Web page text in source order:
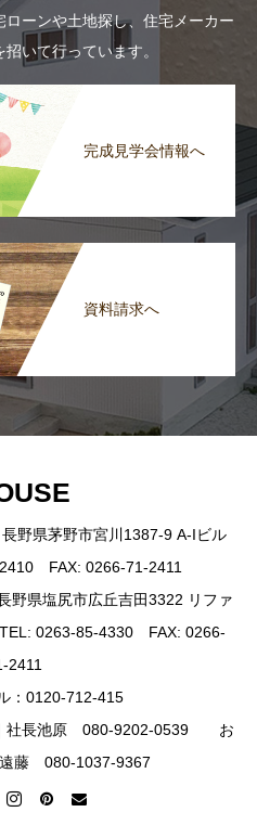
ーンや土地探し、住宅メーカー
いて行っています。
完成見学会情報へ
資料請求へ
県茅野市宮川1387-9 A-Iビル
FAX: 0266-71-2411
野県塩尻市広丘吉田3322 リファ
0263-85-4330 FAX: 0266-
2411
：0120-712-415
｜社長池原 080-9202-0539 お
藤 080-1037-9367